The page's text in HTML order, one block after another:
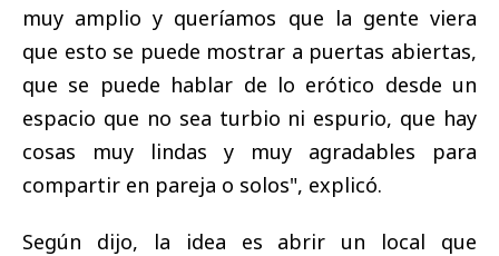
muy amplio y queríamos que la gente viera
que esto se puede mostrar a puertas abiertas,
que se puede hablar de lo erótico desde un
espacio que no sea turbio ni espurio, que hay
cosas muy lindas y muy agradables para
compartir en pareja o solos", explicó.
Según dijo, la idea es abrir un local que